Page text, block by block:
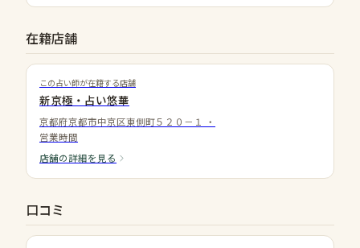
在籍店舗
この占い師が在籍する店舗
新京極・占い悠華
京都府京都市中京区東側町５２０－１
・
営業時間
店舗の詳細を見る
口コミ